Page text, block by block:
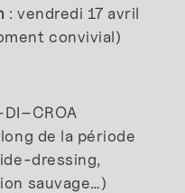
: vendredi 17 avril
convivial)
de la période
dressing,
sauvage…)